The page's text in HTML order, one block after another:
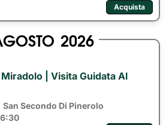
Acquista
2026
| Visita Guidata Al
San Secondo Di Pinerolo